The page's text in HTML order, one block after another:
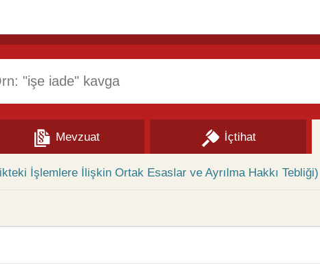
Mevzuat İçtihat
İşlemlere İlişkin Ortak Esaslar ve Ayrılma Hakkı Tebliği)